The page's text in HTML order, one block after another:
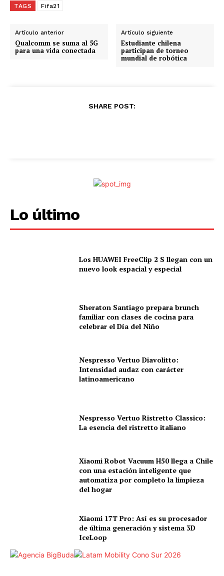
g
n
d
o
TAGS Fifa21
Artículo anterior
Qualcomm se suma al 5G
para una vida conectada
Artículo siguiente
Estudiante chilena
participan de torneo
mundial de robótica
SHARE POST:
Lo último
Los HUAWEI FreeClip 2 S llegan con un
nuevo look espacial y especial
Sheraton Santiago prepara brunch
familiar con clases de cocina para
celebrar el Día del Niño
Nespresso Vertuo Diavolitto:
Intensidad audaz con carácter
latinoamericano
Nespresso Vertuo Ristretto Classico:
La esencia del ristretto italiano
Xiaomi Robot Vacuum H50 llega a Chile
con una estación inteligente que
automatiza por completo la limpieza
del hogar
Xiaomi 17T Pro: Así es su procesador
de última generación y sistema 3D
IceLoop